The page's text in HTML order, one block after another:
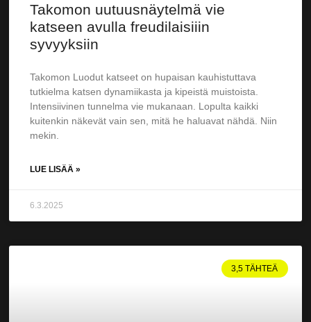
Takomon uutuusnäytelmä vie
katseen avulla freudilaisiiin
syvyyksiin
Takomon Luodut katseet on hupaisan kauhistuttava
tutkielma katsen dynamiikasta ja kipeistä muistoista.
Intensiivinen tunnelma vie mukanaan. Lopulta kaikki
kuitenkin näkevät vain sen, mitä he haluavat nähdä. Niin
mekin.
LUE LISÄÄ »
6.3.2025
3,5 TÄHTEÄ